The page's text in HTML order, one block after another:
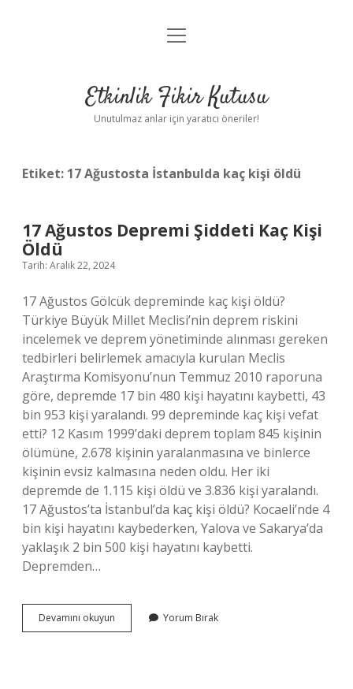
Anasayfa
Yasal Uyarı
menüyü
Etkinlik Fikir Kutusu
Unutulmaz anlar için yaratıcı öneriler!
Etiket: 17 Ağustosta İstanbulda kaç kişi öldü
17 Ağustos Depremi Şiddeti Kaç Kişi
Öldü
Tarih: Aralık 22, 2024
17 Ağustos Gölcük depreminde kaç kişi öldü?
Türkiye Büyük Millet Meclisi’nin deprem riskini
incelemek ve deprem yönetiminde alınması gereken
tedbirleri belirlemek amacıyla kurulan Meclis
Araştırma Komisyonu’nun Temmuz 2010 raporuna
göre, depremde 17 bin 480 kişi hayatını kaybetti, 43
bin 953 kişi yaralandı. 99 depreminde kaç kişi vefat
etti? 12 Kasım 1999’daki deprem toplam 845 kişinin
ölümüne, 2.678 kişinin yaralanmasına ve binlerce
kişinin evsiz kalmasına neden oldu. Her iki
depremde de 1.115 kişi öldü ve 3.836 kişi yaralandı.
17 Ağustos’ta İstanbul’da kaç kişi öldü? Kocaeli’nde 4
bin kişi hayatını kaybederken, Yalova ve Sakarya’da
yaklaşık 2 bin 500 kişi hayatını kaybetti.
Depremden…
Devamını okuyun
Ağustos
Yorum Bırak